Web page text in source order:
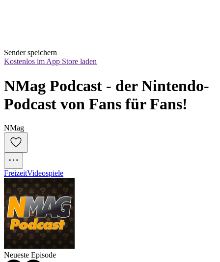
Sender speichern
Kostenlos im App Store laden
NMag Podcast - der Nintendo-
Podcast von Fans für Fans!
NMag
FreizeitVideospiele
Neueste Episode